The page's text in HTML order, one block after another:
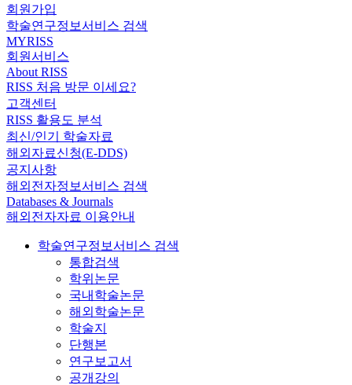
회원가입
학술연구정보서비스 검색
MYRISS
회원서비스
About RISS
RISS 처음 방문 이세요?
고객센터
RISS 활용도 분석
최신/인기 학술자료
해외자료신청(E-DDS)
공지사항
해외전자정보서비스 검색
Databases & Journals
해외전자자료 이용안내
학술연구정보서비스 검색
통합검색
학위논문
국내학술논문
해외학술논문
학술지
단행본
연구보고서
공개강의